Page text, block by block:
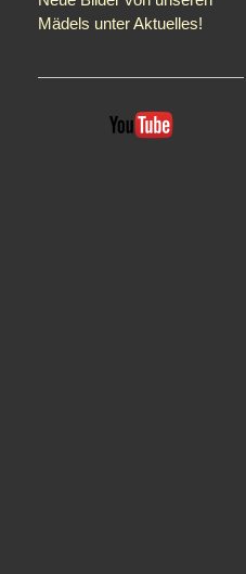
Mädels unter Aktuelles!